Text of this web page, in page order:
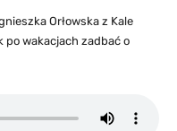
Orłowska z Kale
po wakacjach zadbać o